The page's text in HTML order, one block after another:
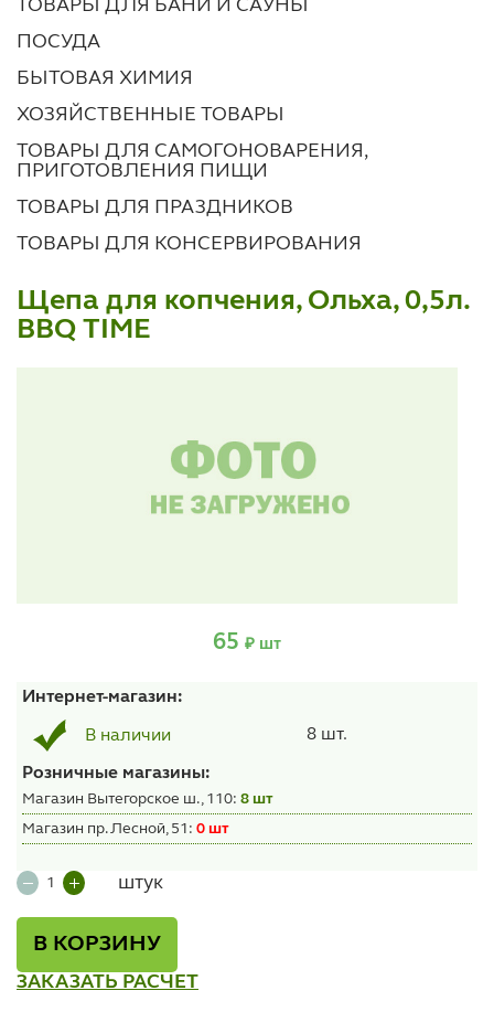
ТОВАРЫ ДЛЯ БАНИ И САУНЫ
ПОСУДА
БЫТОВАЯ ХИМИЯ
ХОЗЯЙСТВЕННЫЕ ТОВАРЫ
ТОВАРЫ ДЛЯ САМОГОНОВАРЕНИЯ,
ПРИГОТОВЛЕНИЯ ПИЩИ
ТОВАРЫ ДЛЯ ПРАЗДНИКОВ
ТОВАРЫ ДЛЯ КОНСЕРВИРОВАНИЯ
Щепа для копчения, Ольха, 0,5л.
BBQ TIME
65 ₽ шт
Интернет-магазин:
В наличии 8 шт.
Розничные магазины:
Магазин Вытегорское ш., 110: 8 шт
Магазин пр. Лесной, 51: 0 шт
штук
В КОРЗИНУ
ЗАКАЗАТЬ РАСЧЕТ